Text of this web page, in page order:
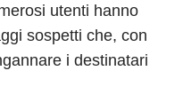
utenti hanno
sospetti che, con
i destinatari